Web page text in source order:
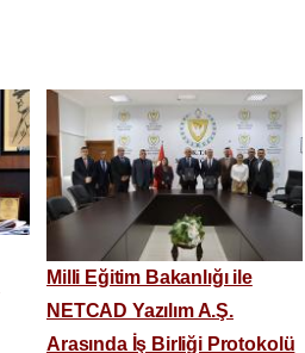
Milli Eğitim Bakanlığı ile
NETCAD Yazılım A.Ş.
Arasında İş Birliği Protokolü